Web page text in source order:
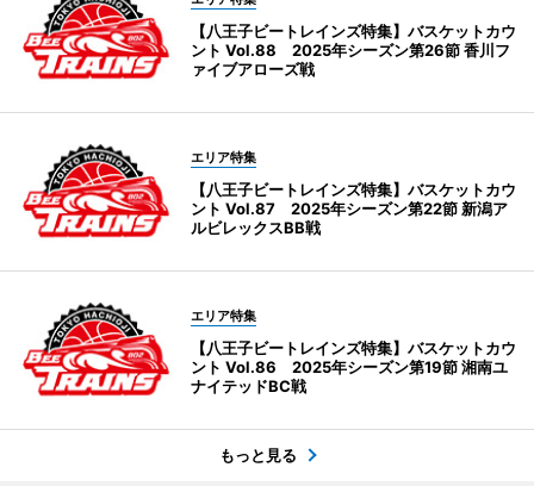
【八王子ビートレインズ特集】バスケットカウ
ント Vol.88 2025年シーズン第26節 香川フ
ァイブアローズ戦
エリア特集
【八王子ビートレインズ特集】バスケットカウ
ント Vol.87 2025年シーズン第22節 新潟ア
ルビレックスBB戦
エリア特集
【八王子ビートレインズ特集】バスケットカウ
ント Vol.86 2025年シーズン第19節 湘南ユ
ナイテッドBC戦
もっと見る